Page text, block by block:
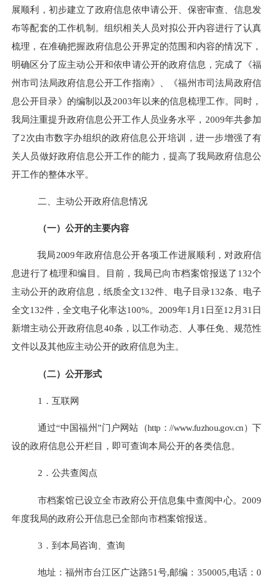
展顺利，初步建立了政府信息依申请公开、保密审查、信息发
布等配套的工作机制。组织相关人员对拟公开内容进行了认真
梳理，在准确把握政府信息公开界定的范围和内容的情况下，
明确区分了应主动公开和依申请公开的政府信息，完成了《福
州市司法局政府信息公开工作指南》、《福州市司法局政府信
息公开目录》的编制以及 2003年以来的信息梳理工作。同时，
我局注重提升政府信息公开工作人员业务水平， 2009年共参加
了2次由市数字办组织的政府信息公开培训，进一步增强了有
关人员做好政府信息公开工作的能力，提高了我局政府信息公
开工作的整体水平。
二、主动公开政府信息情况
（一）公开的主要内容
我局2009年政府信息公开各项工作进展顺利，对政府信
息进行了梳理和编目。目前， 我局已向市档案馆报送了 132个
主动公开的政府信息，纸质全文132件、电子目录132条、电子
全文132件，全文电子化率达100%。 2009年1 月 1 日至12 月31 日
新增主动公开政府信息40条，以工作动态、人事任免、规范性
文件以及其他应主动公开的政府信息为主。
（二）公开形式
1 ．互联网
通过“中国福州”门户网站 （http ：//www.fuzhou.gov.cn）下
设的政府信息公开栏目，即可查询本局公开的各类信息。
2 ．公共查阅点
市档案馆已设立全市政府公开信息集中查阅中心。 2009
年度我局的政府公开信息已全部向市档案馆报送。
3 ．到本局咨询、查询
地址：福州市台江区广达路51号,邮编： 350005,电话：0